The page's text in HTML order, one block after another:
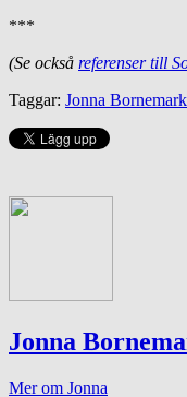
***
(Se också referenser till
Taggar: Jonna Bornemark
Jonna
Mer om Jonna